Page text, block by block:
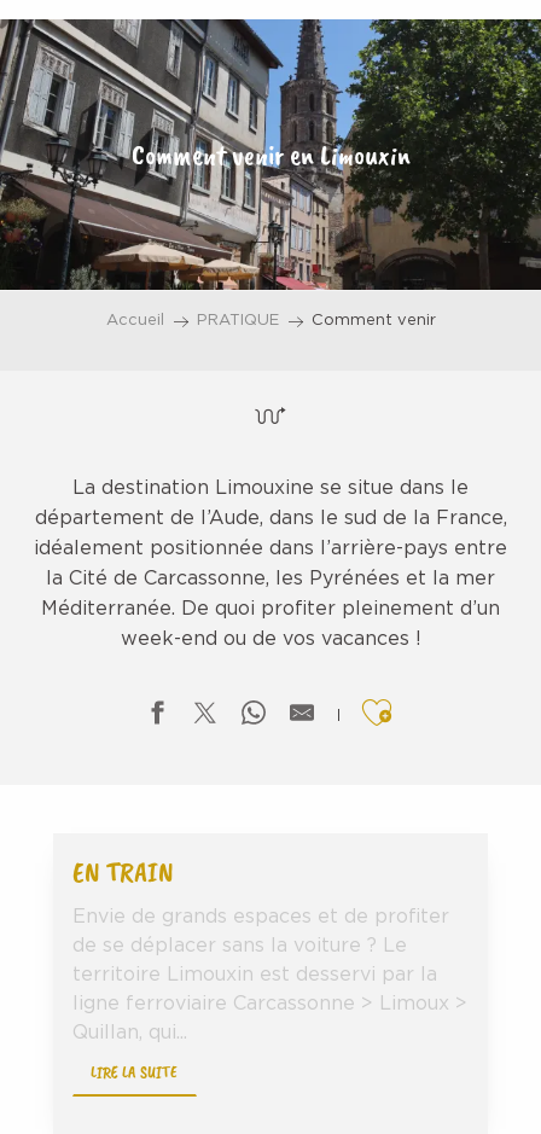
au
contenu
principal
Comment venir en Limouxin
Accueil PRATIQUE Comment venir
La destination Limouxine se situe dans le
département de l’Aude, dans le sud de la France,
idéalement positionnée dans l’arrière-pays entre
la Cité de Carcassonne, les Pyrénées et la mer
Méditerranée. De quoi profiter pleinement d’un
week-end ou de vos vacances !
Ajouter aux
EN TRAIN
Envie de grands espaces et de profiter
de se déplacer sans la voiture ? Le
territoire Limouxin est desservi par la
ligne ferroviaire Carcassonne > Limoux >
Quillan, qui...
LIRE LA SUITE